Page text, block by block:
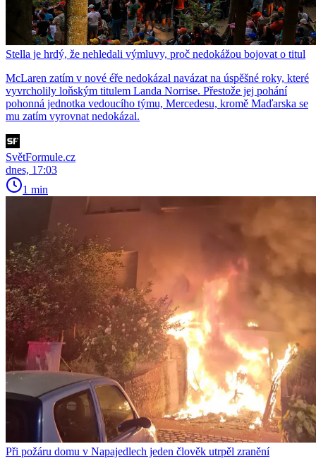
Stella je hrdý, že nehledali výmluvy, proč nedokážou bojovat o titul
McLaren zatím v nové éře nedokázal navázat na úspěšné roky, které
vyvrcholily loňským titulem Landa Norrise. Přestože jej pohání
pohonná jednotka vedoucího týmu, Mercedesu, kromě Maďarska se
mu zatím vyrovnat nedokázal.
SvětFormule.cz
dnes, 17:03
1 min
Při požáru domu v Napajedlech jeden člověk utrpěl zranění